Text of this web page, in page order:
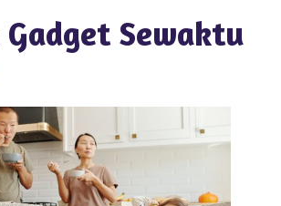
Sewaktu